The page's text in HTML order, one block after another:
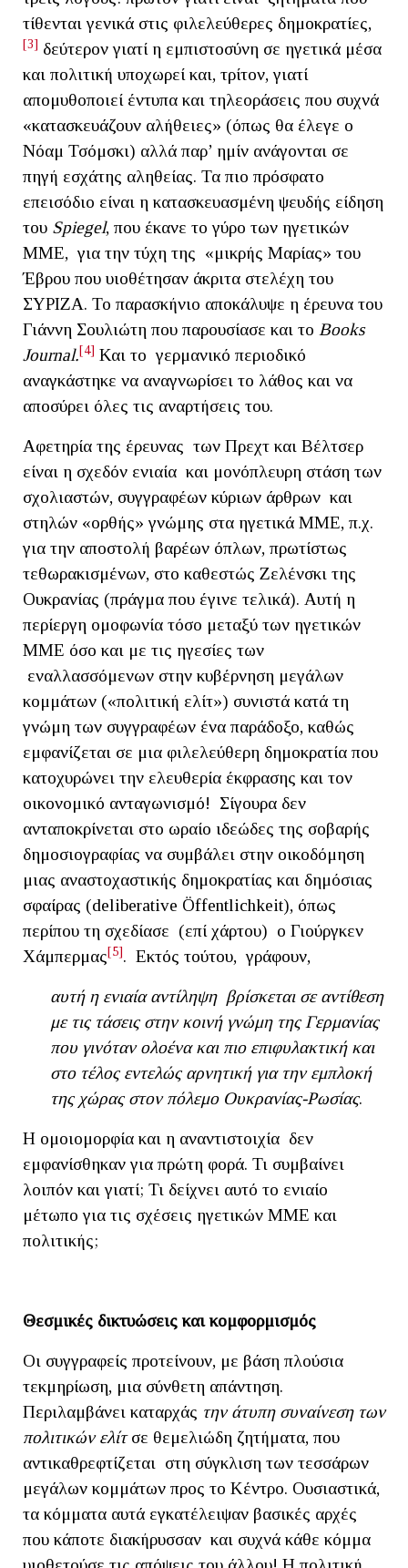
τίθενται γενικά στις φιλελεύθερες δημοκρατίες,
[3] δεύτερον γιατί η εμπιστοσύνη σε ηγετικά μέσα
και πολιτική υποχωρεί και, τρίτον, γιατί
απομυθοποιεί έντυπα και τηλεοράσεις που συχνά
«κατασκευάζουν αλήθειες» (όπως θα έλεγε ο
Νόαμ Τσόμσκι) αλλά παρ’ ημίν ανάγονται σε
πηγή εσχάτης αληθείας. Τα πιο πρόσφατο
επεισόδιο είναι η κατασκευασμένη ψευδής είδηση
του Spiegel, που έκανε το γύρο των ηγετικών
ΜΜΕ, για την τύχη της «μικρής Μαρίας» του
Έβρου που υιοθέτησαν άκριτα στελέχη του
ΣΥΡΙΖΑ. Το παρασκήνιο αποκάλυψε η έρευνα του
Γιάννη Σουλιώτη που παρουσίασε και το Books
Journal.[4] Και το γερμανικό περιοδικό
αναγκάστηκε να αναγνωρίσει το λάθος και να
αποσύρει όλες τις αναρτήσεις του.
Αφετηρία της έρευνας των Πρεχτ και Βέλτσερ
είναι η σχεδόν ενιαία και μονόπλευρη στάση των
σχολιαστών, συγγραφέων κύριων άρθρων και
στηλών «ορθής» γνώμης στα ηγετικά ΜΜΕ, π.χ.
για την αποστολή βαρέων όπλων, πρωτίστως
τεθωρακισμένων, στο καθεστώς Ζελένσκι της
Ουκρανίας (πράγμα που έγινε τελικά). Αυτή η
περίεργη ομοφωνία τόσο μεταξύ των ηγετικών
ΜΜΕ όσο και με τις ηγεσίες των
εναλλασσόμενων στην κυβέρνηση μεγάλων
κομμάτων («πολιτική ελίτ») συνιστά κατά τη
γνώμη των συγγραφέων ένα παράδοξο, καθώς
εμφανίζεται σε μια φιλελεύθερη δημοκρατία που
κατοχυρώνει την ελευθερία έκφρασης και τον
οικονομικό ανταγωνισμό! Σίγουρα δεν
ανταποκρίνεται στο ωραίο ιδεώδες της σοβαρής
δημοσιογραφίας να συμβάλει στην οικοδόμηση
μιας αναστοχαστικής δημοκρατίας και δημόσιας
σφαίρας (deliberative Öffentlichkeit), όπως
περίπου τη σχεδίασε (επί χάρτου) ο Γιούργκεν
Χάμπερμας[5]. Εκτός τούτου, γράφουν,
αυτή η ενιαία αντίληψη βρίσκεται σε αντίθεση
με τις τάσεις στην κοινή γνώμη της Γερμανίας
που γινόταν ολοένα και πιο επιφυλακτική και
στο τέλος εντελώς αρνητική για την εμπλοκή
της χώρας στον πόλεμο Ουκρανίας-Ρωσίας.
Η ομοιομορφία και η αναντιστοιχία δεν
εμφανίσθηκαν για πρώτη φορά. Τι συμβαίνει
λοιπόν και γιατί; Τι δείχνει αυτό το ενιαίο
μέτωπο για τις σχέσεις ηγετικών ΜΜΕ και
πολιτικής;
Θεσμικές δικτυώσεις και κομφορμισμός
Οι συγγραφείς προτείνουν, με βάση πλούσια
τεκμηρίωση, μια σύνθετη απάντηση.
Περιλαμβάνει καταρχάς την άτυπη συναίνεση των
πολιτικών ελίτσε θεμελιώδη ζητήματα, που
αντικαθρεφτίζεται στη σύγκλιση των τεσσάρων
μεγάλων κομμάτων προς το Κέντρο. Ουσιαστικά,
τα κόμματα αυτά εγκατέλειψαν βασικές αρχές
που κάποτε διακήρυσσαν και συχνά κάθε κόμμα